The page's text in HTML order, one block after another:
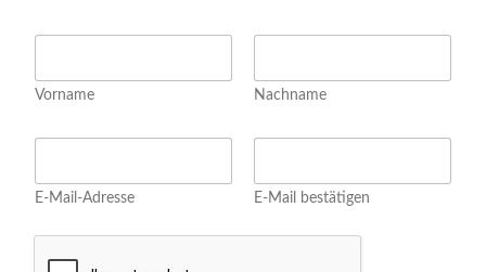
N
m
e
Vorname Nachname
e
a
E
a
i
E-Mail-Adresse E-Mail bestätigen